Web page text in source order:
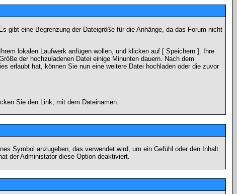
gibt eine Begrenzung der Dateigröße für die Anhänge, da das Forum nicht
lokalen Laufwerk anfügen wollen, und klicken auf [ Speichern ]. Ihre
der hochzuladenen Datei einige Minunten dauern. Nach dem
erlaubt hat, können Sie nun eine weitere Datei hochladen oder die zuvor
Sie den Link, mit dem Dateinamen.
Symbol anzugeben, das verwendet wird, um ein Gefühl oder den Inhalt
der Administator diese Option deaktiviert.